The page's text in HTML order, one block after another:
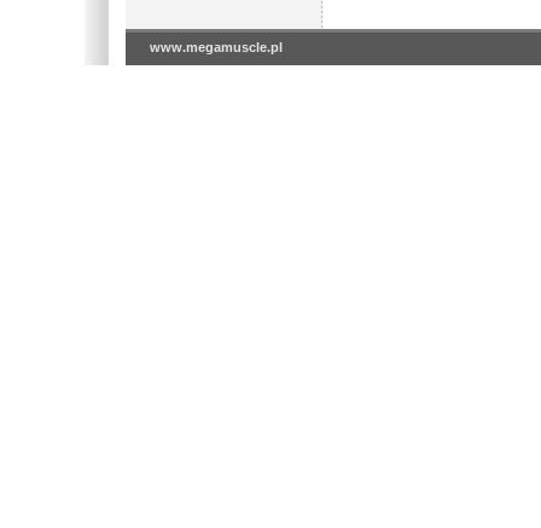
www.megamuscle.pl